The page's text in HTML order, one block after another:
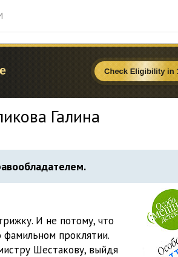
Галина
И не потому, что
фамильном проклятии.
Шестакову, выйдя